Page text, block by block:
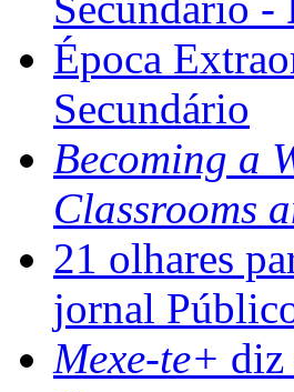
Época
Secundário
Becoming a
Classrooms
21 olhares
jornal
Mexe-te+ diz